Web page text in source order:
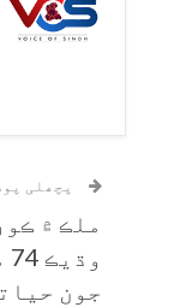
پچھلی
ملڪ ۾
جون